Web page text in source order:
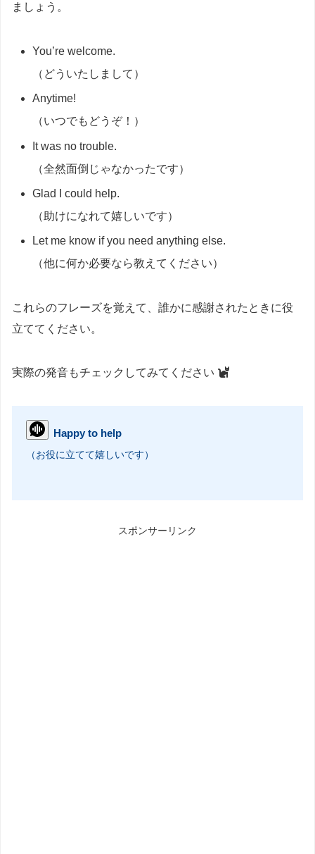
ましょう。
You’re welcome.
（どういたしまして）
Anytime!
（いつでもどうぞ！）
It was no trouble.
（全然面倒じゃなかったです）
Glad I could help.
（助けになれて嬉しいです）
Let me know if you need anything else.
（他に何か必要なら教えてください）
これらのフレーズを覚えて、誰かに感謝されたときに役
立ててください。
実際の発音もチェックしてみてください
Happy to help
（お役に立てて嬉しいです）
スポンサーリンク